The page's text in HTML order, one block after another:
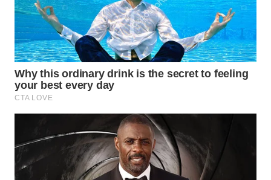
WN
NATUNA
WN
BINTAN
MANDALIKA
WN
LIKUPANG